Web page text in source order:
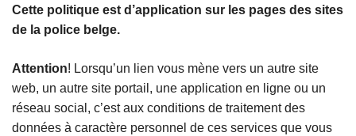
l
e
Cette politique est d’application sur les pages des sites
de la police belge.
Attention! Lorsqu’un lien vous mène vers un autre site
web, un autre site portail, une application en ligne ou un
réseau social, c’est aux conditions de traitement des
données à caractère personnel de ces services que vous